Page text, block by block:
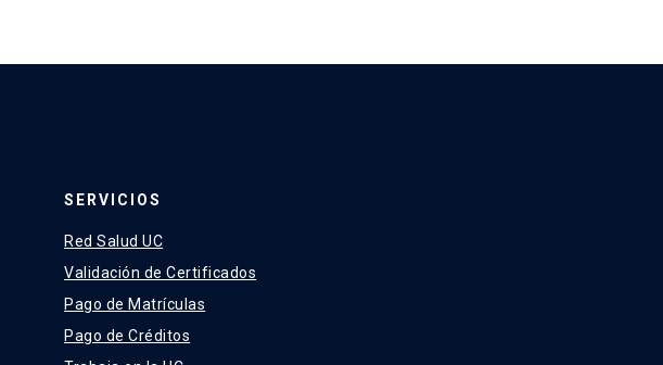
SERVICIOS
Red Salud UC
Validación de Certificados
Pago de Matrículas
Pago de Créditos